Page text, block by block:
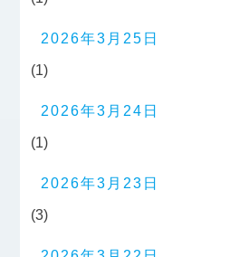
2026年3月25日
(1)
2026年3月24日
(1)
2026年3月23日
(3)